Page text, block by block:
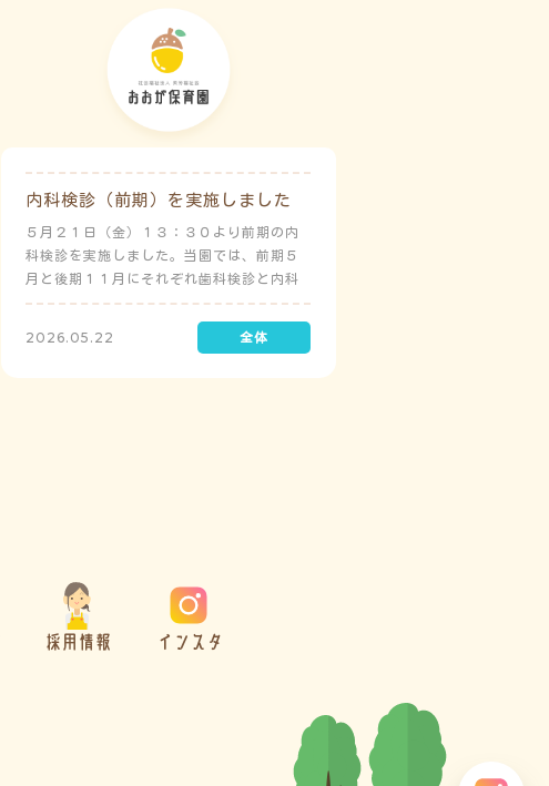
内科検診（前期）を実施しました
５月２１日（金）１３：３０より前期の内
科検診を実施しました。当園では、前期５
月と後期１１月にそれぞれ歯科検診と内科
検診を実施しています。
2026.05.22
採用情報 インスタ